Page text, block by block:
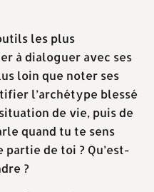
les plus
à dialoguer avec ses
loin que noter ses
l’archétype blessé
de vie, puis de
quand tu te sens
de toi ? Qu’est-
?